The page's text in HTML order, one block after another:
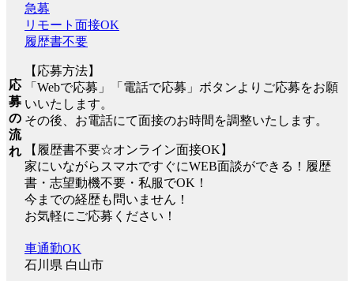
応
募
の
流
れ
急募
リモート面接OK
履歴書不要
【応募方法】
「Webで応募」「電話で応募」ボタンよりご応募をお願
いいたします。
その後、お電話にて面接のお時間を調整いたします。
【履歴書不要☆オンライン面接OK】
家にいながらスマホですぐにWEB面談ができる！履歴
書・志望動機不要・私服でOK！
今までの経歴も問いません！
お気軽にご応募ください！
車通勤OK
石川県 白山市